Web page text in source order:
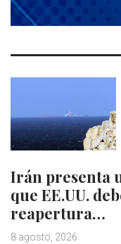
Irán presenta
que EE.UU.
reapertura…
8 agosto, 2026